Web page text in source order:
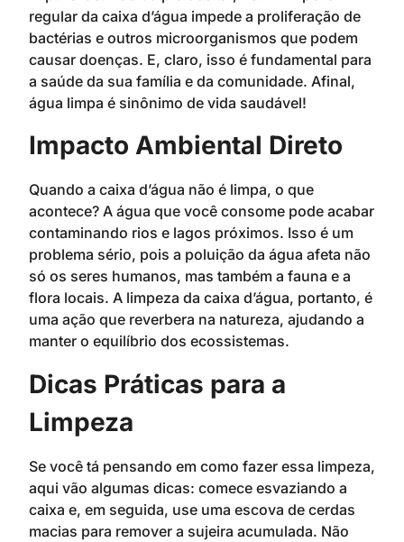
regular da caixa d’água impede a proliferação de
bactérias e outros microorganismos que podem
causar doenças. E, claro, isso é fundamental para
a saúde da sua família e da comunidade. Afinal,
água limpa é sinônimo de vida saudável!
Impacto Ambiental Direto
Quando a caixa d’água não é limpa, o que
acontece? A água que você consome pode acabar
contaminando rios e lagos próximos. Isso é um
problema sério, pois a poluição da água afeta não
só os seres humanos, mas também a fauna e a
flora locais. A limpeza da caixa d’água, portanto, é
uma ação que reverbera na natureza, ajudando a
manter o equilíbrio dos ecossistemas.
Dicas Práticas para a
Limpeza
Se você tá pensando em como fazer essa limpeza,
aqui vão algumas dicas: comece esvaziando a
caixa e, em seguida, use uma escova de cerdas
macias para remover a sujeira acumulada. Não